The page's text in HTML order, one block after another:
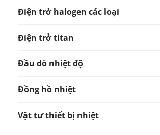
Điện trở halogen các loại
Điện trở titan
Đầu dò nhiệt độ
Đồng hồ nhiệt
Vật tư thiết bị nhiệt